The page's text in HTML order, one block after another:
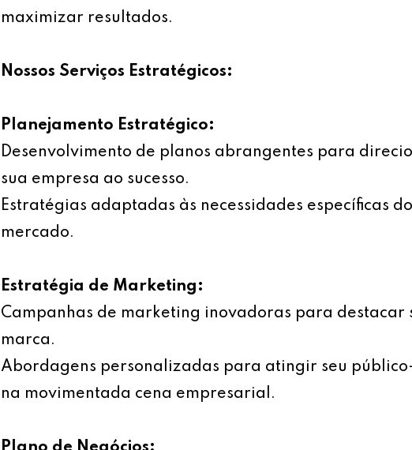
maximizar resultados.
Nossos Serviços Estratégicos:
Planejamento Estratégico:
Desenvolvimento de planos abrangentes para
sua empresa ao sucesso.
Estratégias adaptadas às necessidades específicas do
mercado.
Estratégia de Marketing:
Campanhas de marketing inovadoras para destacar
marca.
Abordagens personalizadas para atingir seu
na movimentada cena empresarial.